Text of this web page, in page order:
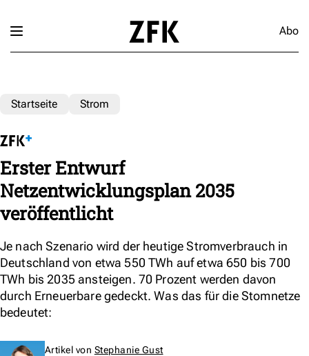
Abo
Startseite Strom
Erster Entwurf
Netzentwicklungsplan 2035
veröffentlicht
Je nach Szenario wird der heutige Stromverbrauch in
Deutschland von etwa 550 TWh auf etwa 650 bis 700
TWh bis 2035 ansteigen. 70 Prozent werden davon
durch Erneuerbare gedeckt. Was das für die Stomnetze
bedeutet:
Artikel von Stephanie Gust